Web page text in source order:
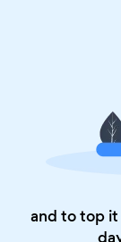
and to top it